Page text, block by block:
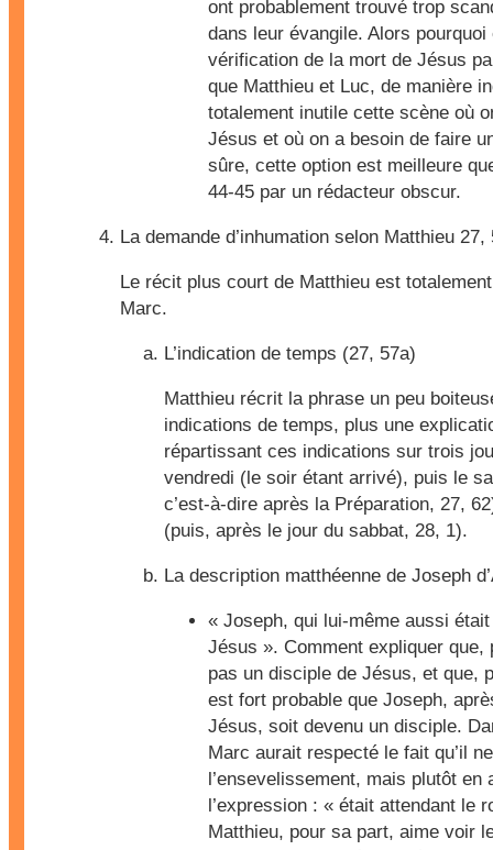
ont probablement trouvé trop
dans leur évangile. Alors
vérification de la mort de Jésus
que Matthieu et Luc, de manière
totalement inutile cette scène où
Jésus et où on a besoin de faire
sûre, cette option est meilleure
44-45 par un rédacteur obscur.
La demande d’inhumation selon Matthieu 27,
Le récit plus court de Matthieu est
Marc.
L’indication de temps (27, 57a)
Matthieu récrit la phrase un peu
indications de temps, plus une
répartissant ces indications sur trois
vendredi (le soir étant arrivé), puis le
c’est-à-dire après la Préparation, 27,
(puis, après le jour du sabbat, 28, 1).
La description matthéenne de Joseph
« Joseph, qui lui-même aussi
Jésus ». Comment expliquer que,
pas un disciple de Jésus, et que,
est fort probable que Joseph,
Jésus, soit devenu un disciple.
Marc aurait respecté le fait qu’il
l’ensevelissement, mais plutôt en
l’expression : « était attendant le
Matthieu, pour sa part, aime voir